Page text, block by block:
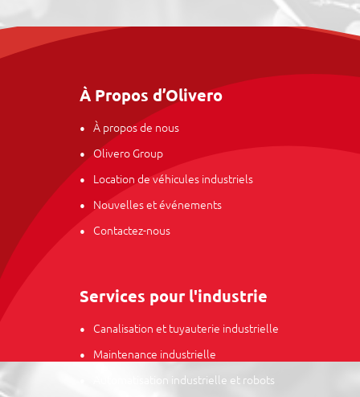
À Propos d’Olivero
À propos de nous
Olivero Group
Location de véhicules industriels
Nouvelles et événements
Contactez-nous
Services pour l'industrie
Canalisation et tuyauterie industrielle
Maintenance industrielle
Automatisation industrielle et robots